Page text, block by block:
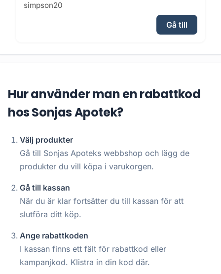
simpson20
Gå till
Hur använder man en rabattkod
hos Sonjas Apotek?
Välj produkter
Gå till Sonjas Apoteks webbshop och lägg de
produkter du vill köpa i varukorgen.
Gå till kassan
När du är klar fortsätter du till kassan för att
slutföra ditt köp.
Ange rabattkoden
I kassan finns ett fält för rabattkod eller
kampanjkod. Klistra in din kod där.